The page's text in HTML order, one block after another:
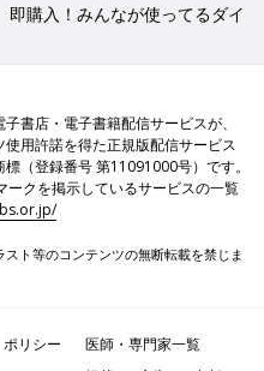
即購入！みんなが使ってるダイ
書店・電子書籍配信サービスが、
用許諾を得た正規版配信サービス
（登録番号 第11091000号）です。
ークを掲示しているサービスの一覧
ト等のコンテンツの無断転載を禁じま
ポリシー
医師・専門家一覧